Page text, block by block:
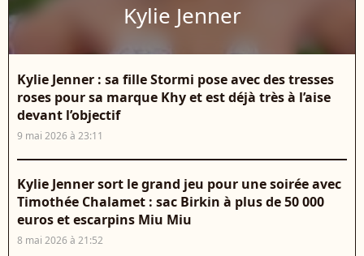
Kylie Jenner
Kylie Jenner : sa fille Stormi pose avec des tresses
roses pour sa marque Khy et est déjà très à l’aise
devant l’objectif
9 mai 2026 à 23:11
Kylie Jenner sort le grand jeu pour une soirée avec
Timothée Chalamet : sac Birkin à plus de 50 000
euros et escarpins Miu Miu
8 mai 2026 à 21:52